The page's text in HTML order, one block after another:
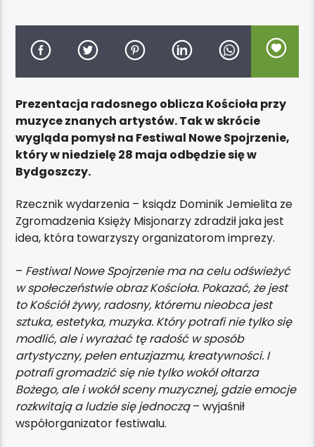
Prezentacja radosnego oblicza Kościoła przy
muzyce znanych artystów. Tak w skrócie
wygląda pomysł na Festiwal Nowe Spojrzenie,
który w niedzielę 28 maja odbędzie się w
Bydgoszczy.
Rzecznik wydarzenia – ksiądz Dominik Jemielita ze
Zgromadzenia Księży Misjonarzy zdradził jaka jest
idea, która towarzyszy organizatorom imprezy.
– Festiwal Nowe Spojrzenie ma na celu odświeżyć
w społeczeństwie obraz Kościoła. Pokazać, że jest
to Kościół żywy, radosny, któremu nieobca jest
sztuka, estetyka, muzyka. Który potrafi nie tylko się
modlić, ale i wyrażać tę radość w sposób
artystyczny, pełen entuzjazmu, kreatywności. I
potrafi gromadzić się nie tylko wokół ołtarza
Bożego, ale i wokół sceny muzycznej, gdzie emocje
rozkwitają a ludzie się jednoczą– wyjaśnił
współorganizator festiwalu.